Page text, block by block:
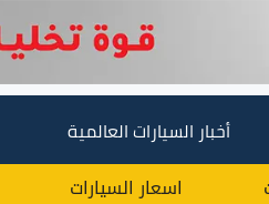
أخبار السيارات العالمية
اسعار السيارات